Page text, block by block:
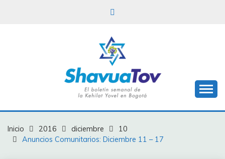
BOLETÍN SHAVUA
TOV
Inicio 2016 diciembre
10
Anuncios Comunitarios: Diciembre 11 – 17